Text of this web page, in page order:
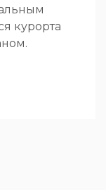
курорта